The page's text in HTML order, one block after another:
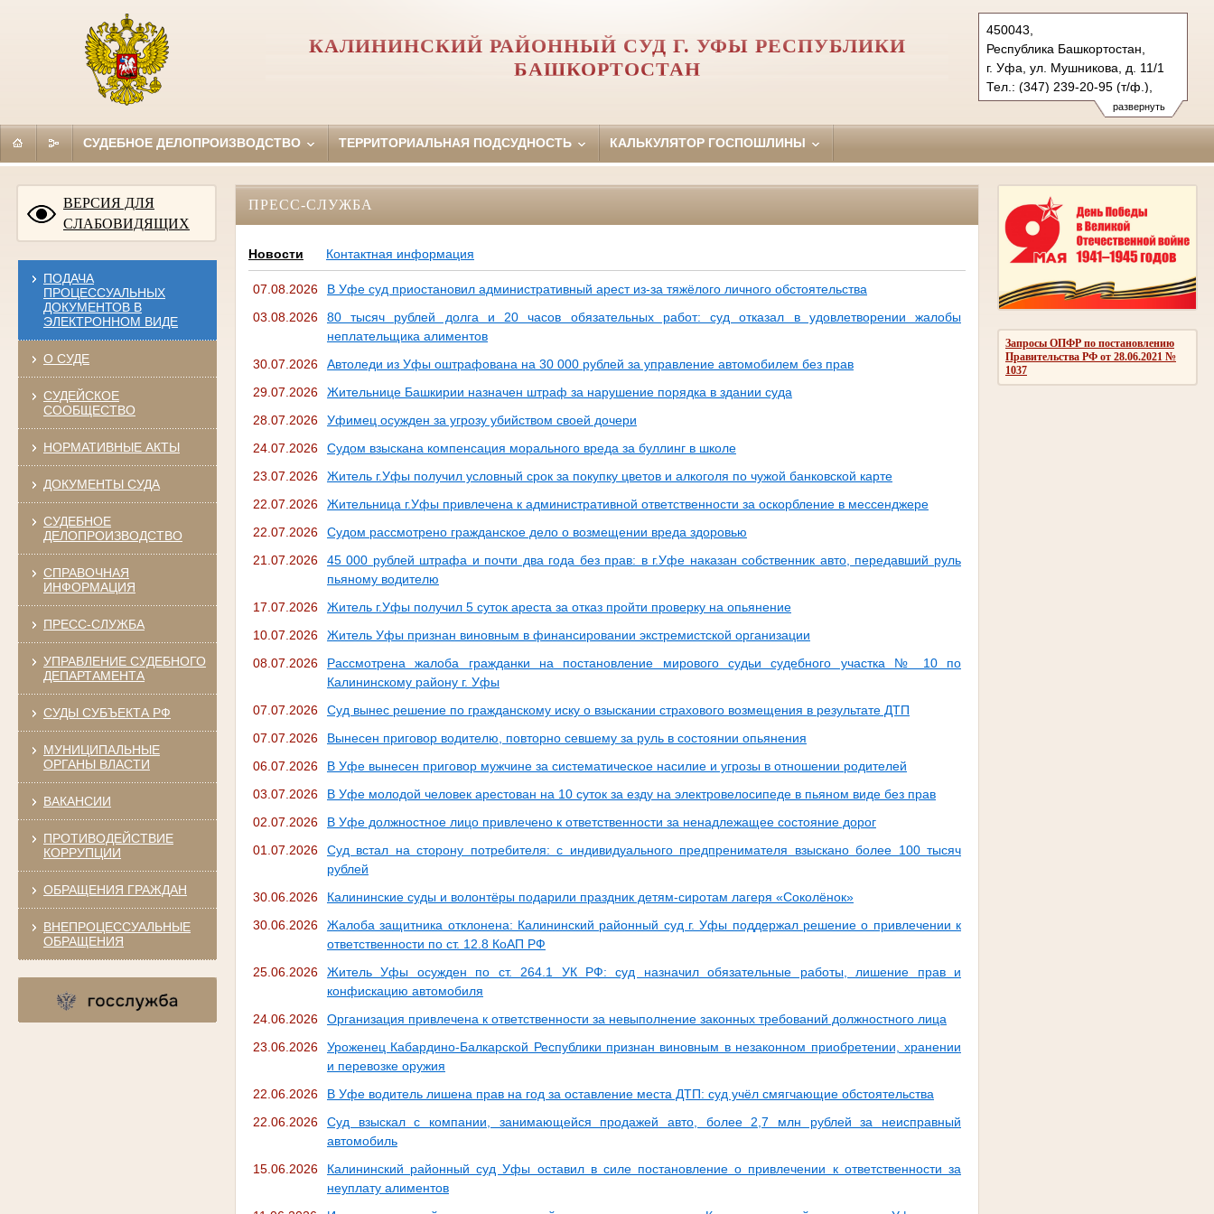
развернуть
450043,
Республика Башкортостан,
г. Уфа, ул. Мушникова, д. 11/1
Тел.: (347) 239-20-95 (т/ф.),
(347) 239-64-14
kalininsky.bkr@sudrf.ru
КАЛИНИНСКИЙ РАЙОННЫЙ СУД Г. УФЫ РЕСПУБЛИКИ
БАШКОРТОСТАН
СУДЕБНОЕ ДЕЛОПРОИЗВОДСТВО ТЕРРИТОРИАЛЬНАЯ ПОДСУДНОСТЬ КАЛЬКУЛЯТОР ГОСПОШЛИНЫ
ВЕРСИЯ ДЛЯ
СЛАБОВИДЯЩИХ
ПОДАЧА
ПРОЦЕССУАЛЬНЫХ
ДОКУМЕНТОВ В
ЭЛЕКТРОННОМ ВИДЕ
О СУДЕ
СУДЕЙСКОЕ
СООБЩЕСТВО
НОРМАТИВНЫЕ АКТЫ
ДОКУМЕНТЫ СУДА
СУДЕБНОЕ
ДЕЛОПРОИЗВОДСТВО
СПРАВОЧНАЯ
ИНФОРМАЦИЯ
ПРЕСС-СЛУЖБА
УПРАВЛЕНИЕ СУДЕБНОГО
ДЕПАРТАМЕНТА
СУДЫ СУБЪЕКТА РФ
МУНИЦИПАЛЬНЫЕ
ОРГАНЫ ВЛАСТИ
ВАКАНСИИ
ПРОТИВОДЕЙСТВИЕ
КОРРУПЦИИ
ОБРАЩЕНИЯ ГРАЖДАН
ВНЕПРОЦЕССУАЛЬНЫЕ
ОБРАЩЕНИЯ
Запросы ОПФР по постановлению
Правительства РФ от 28.06.2021 №
1037
ПРЕСС-СЛУЖБА
Новости Контактная информация
07.08.2026
В Уфе суд приостановил административный арест из-за тяжёлого личного обстоятельства
03.08.2026
80 тысяч рублей долга и 20 часов обязательных работ: суд отказал в удовлетворении жалобы
неплательщика алиментов
30.07.2026
Автоледи из Уфы оштрафована на 30 000 рублей за управление автомобилем без прав
29.07.2026
Жительнице Башкирии назначен штраф за нарушение порядка в здании суда
28.07.2026
Уфимец осужден за угрозу убийством своей дочери
24.07.2026
Судом взыскана компенсация морального вреда за буллинг в школе
23.07.2026
Житель г.Уфы получил условный срок за покупку цветов и алкоголя по чужой банковской карте
22.07.2026
Жительница г.Уфы привлечена к административной ответственности за оскорбление в мессенджере
22.07.2026
Судом рассмотрено гражданское дело о возмещении вреда здоровью
21.07.2026
45 000 рублей штрафа и почти два года без прав: в г.Уфе наказан собственник авто, передавший руль
пьяному водителю
17.07.2026
Житель г.Уфы получил 5 суток ареста за отказ пройти проверку на опьянение
10.07.2026
Житель Уфы признан виновным в финансировании экстремистской организации
08.07.2026
Рассмотрена жалоба гражданки на постановление мирового судьи судебного участка № 10 по
Калининскому району г. Уфы
07.07.2026
Суд вынес решение по гражданскому иску о взыскании страхового возмещения в результате ДТП
07.07.2026
Вынесен приговор водителю, повторно севшему за руль в состоянии опьянения
06.07.2026
В Уфе вынесен приговор мужчине за систематическое насилие и угрозы в отношении родителей
03.07.2026
В Уфе молодой человек арестован на 10 суток за езду на электровелосипеде в пьяном виде без прав
02.07.2026
В Уфе должностное лицо привлечено к ответственности за ненадлежащее состояние дорог
01.07.2026
Суд встал на сторону потребителя: с индивидуального предпренимателя взыскано более 100 тысяч
рублей
30.06.2026
Калининские суды и волонтёры подарили праздник детям-сиротам лагеря «Соколёнок»
30.06.2026
Жалоба защитника отклонена: Калининский районный суд г. Уфы поддержал решение о привлечении к
ответственности по ст. 12.8 КоАП РФ
25.06.2026
Житель Уфы осужден по ст. 264.1 УК РФ: суд назначил обязательные работы, лишение прав и
конфискацию автомобиля
24.06.2026
Организация привлечена к ответственности за невыполнение законных требований должностного лица
23.06.2026
Уроженец Кабардино-Балкарской Республики признан виновным в незаконном приобретении, хранении
и перевозке оружия
22.06.2026
В Уфе водитель лишена прав на год за оставление места ДТП: суд учёл смягчающие обстоятельства
22.06.2026
Суд взыскал с компании, занимающейся продажей авто, более 2,7 млн рублей за неисправный
автомобиль
15.06.2026
Калининский районный суд Уфы оставил в силе постановление о привлечении к ответственности за
неуплату алиментов